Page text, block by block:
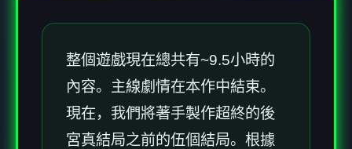
整個遊戲現在總共有~9.5小時的
內容。主線劇情在本作中結束。
現在，我們將著手製作超終的後
宮真結局之前的伍個結局。根據